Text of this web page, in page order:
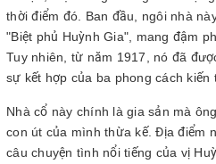
thời điểm đó. Ban đầu, ngôi nhà
"Biệt phủ Huỳnh Gia", mang đậm
Tuy nhiên, từ năm 1917, nó đã
sự kết hợp của ba phong cách kiến
Nhà cổ này chính là gia sản mà
con út của mình thừa kế. Địa điểm
câu chuyện tình nổi tiếng của vị